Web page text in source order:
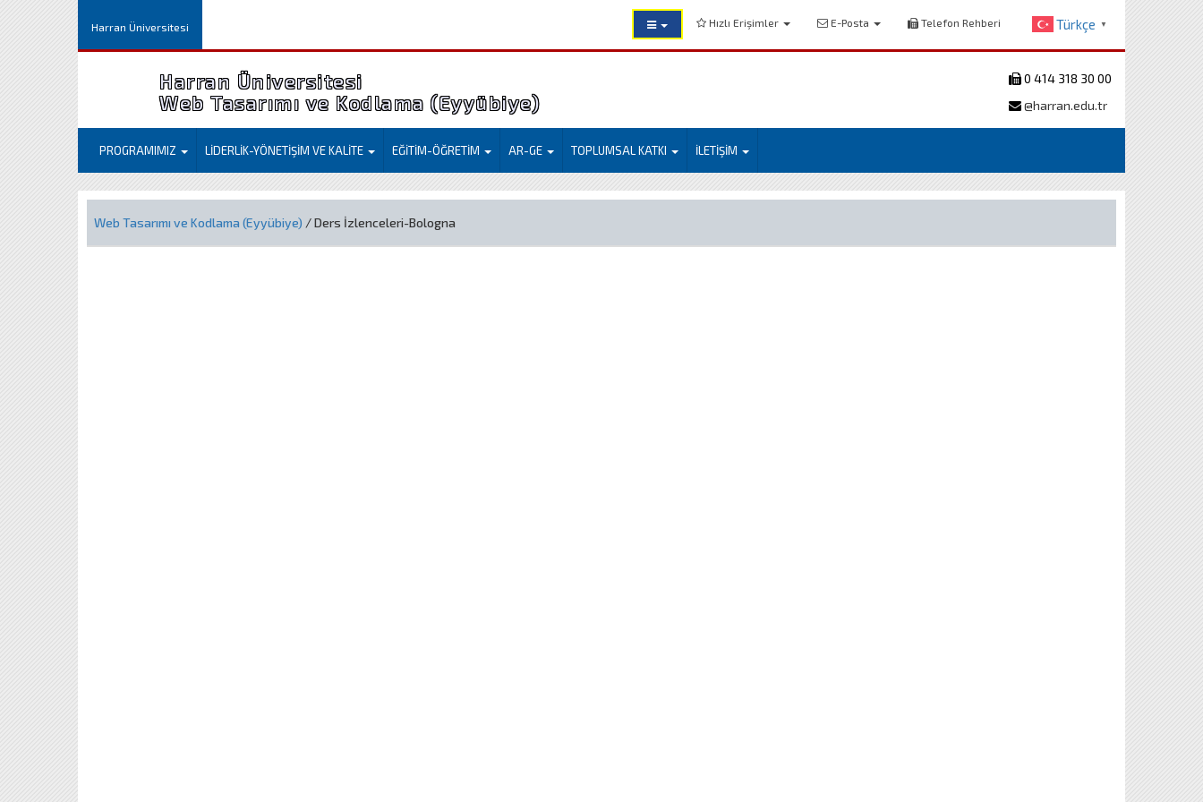
Harran Üniversitesi Hızlı Erişimler E-Posta Telefon Rehberi Türkçe ▼
Harran Üniversitesi
Web Tasarımı ve Kodlama (Eyyübiye)
0 414 318 30 00
@harran.edu.tr
PROGRAMIMIZ LİDERLİK-YÖNETİŞİM VE KALİTE EĞİTİM-ÖĞRETİM AR-GE TOPLUMSAL KATKI İLETİŞİM
Web Tasarımı ve Kodlama (Eyyübiye) / Ders İzlenceleri-Bologna